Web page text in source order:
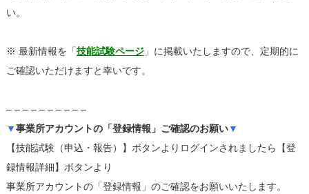
い。
※ 最新情報を「技能試験ページ」に掲載いたしますので、定期的に
ご確認いただけますと幸いです。
– – – – – – – – – –
▼事業所アカウントの「登録情報」ご確認のお願い▼
【技能試験（申込・報告）】ボタンよりログインされましたら【登
録情報詳細】ボタンより
事業所アカウントの「登録情報」のご確認をお願いいたします。